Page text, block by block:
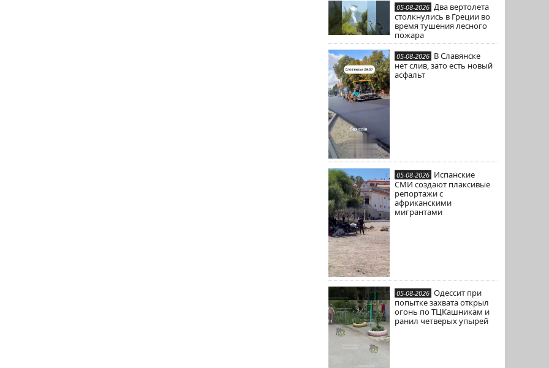
05-08-2026 Два вертолета
столкнулись в Греции во
время тушения лесного
пожара
05-08-2026 В Славянске
нет слив, зато есть новый
асфальт
05-08-2026 Испанские
СМИ создают плаксивые
репортажи с
африканскими
мигрантами
05-08-2026 Одессит при
попытке захвата открыл
огонь по ТЦКашникам и
ранил четверых упырей